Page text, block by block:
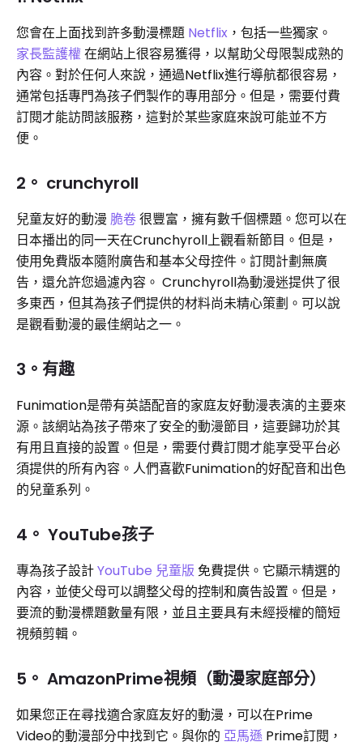
您會在上面找到許多動漫標題 Netflix ，包括一些獨家。
家長監護權在網站上很容易獲得，以幫助父母限製成熟的
內容。對於任何人來說，通過Netflix進行導航都很容易，
通常包括專門為孩子們製作的專用部分。但是，需要付費
訂閱才能訪問該服務，這對於某些家庭來說可能並不方
便。
2。 crunchyroll
兒童友好的動漫脆卷很豐富，擁有數千個標題。您可以在
日本播出的同一天在Crunchyroll上觀看新節目。但是，
使用免費版本隨附廣告和基本父母控件。訂閱計劃無廣
告，還允許您過濾內容。 Crunchyroll為動漫迷提供了很
多東西，但其為孩子們提供的材料尚未精心策劃。可以說
是觀看動漫的最佳網站之一。
3。有趣
Funimation是帶有英語配音的家庭友好動漫表演的主要來
源。該網站為孩子帶來了安全的動漫節目，這要歸功於其
有用且直接的設置。但是，需要付費訂閱才能享受平台必
須提供的所有內容。人們喜歡Funimation的好配音和出色
的兒童系列。
4。 YouTube孩子
專為孩子設計YouTube 兒童版 免費提供。它顯示精選的
內容，並使父母可以調整父母的控制和廣告設置。但是，
要流的動漫標題數量有限，並且主要具有未經授權的簡短
視頻剪輯。
5。 AmazonPrime視頻（動漫家庭部分）
如果您正在尋找適合家庭友好的動漫，可以在Prime
Video的動漫部分中找到它。與你的 亞馬遜 Prime訂閱，